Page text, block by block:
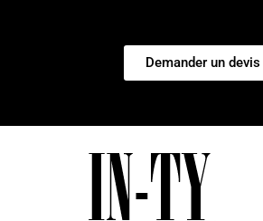
Demander un devis